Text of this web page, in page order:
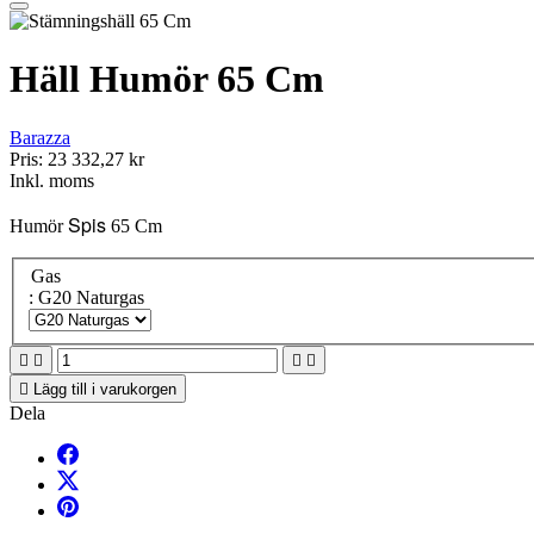
Häll Humör 65 Cm
Barazza
Pris: 23 332,27 kr
Inkl. moms
HumörSpis 65 Cm
Gas
: G20 Naturgas
   
 Lägg till i varukorgen
Dela